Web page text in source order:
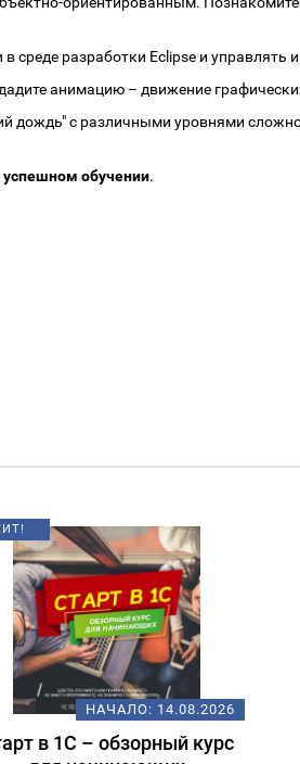
среде разработки Eclipse и управлять
анимацию – движение
дождь" с различными уровнями
успешном обучении.
НАЧАЛО: 14.08.2026
в 1С – обзорный курс